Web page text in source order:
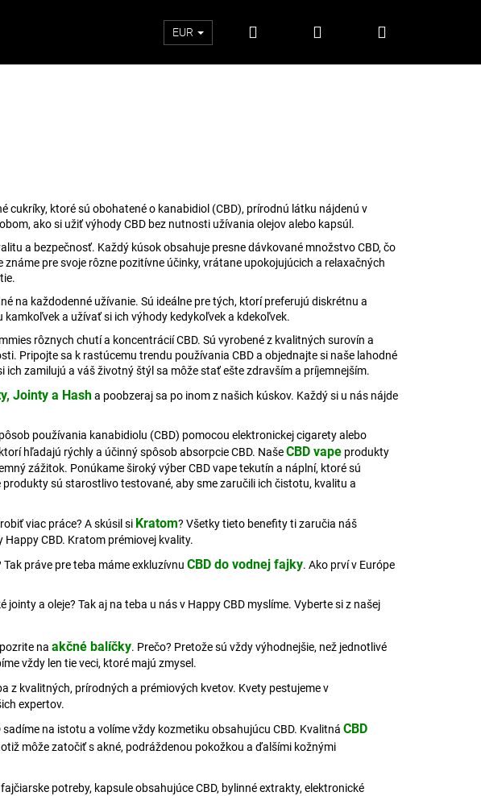
EUR Prihlásenie
cukríky, ktoré sú obohatené o kanabidiol (CBD), prírodnú látku nájdenú v
ako si užiť výhody CBD bez nutnosti užívania olejov alebo kapsúl.
a bezpečnosť. Každý kúsok obsahuje presne dávkované množstvo CBD, čo
pre svoje rôzne pozitívne účinky, vrátane upokojujúcich a relaxačných
na každodenné užívanie. Sú ideálne pre tých, ktorí preferujú diskrétnu a
a užívať si ich výhody kedykoľvek a kdekoľvek.
rôznych chutí a koncentrácií CBD. Sú vyrobené z kvalitných surovín a
Pripojte sa k rastúcemu trendu používania CBD a objednajte si naše lahodné
ich zamilujú a váš životný štýl sa môže stať ešte zdravším a príjemnejším.
Jointy a Hasha poobzeraj sa po inom z našich kúskov. Každý si u nás nájde
používania kanabidiolu (CBD) pomocou elektronickej cigarety alebo
hľadajú rýchly a účinný spôsob absorpcie CBD. NašeCBD vape produkty
zážitok. Ponúkame široký výber CBD vape tekutín a náplní, ktoré sú
sú starostlivo testované, aby sme zaručili ich čistotu, kvalitu a
viac práce? A skúsil si Kratom? Všetky tieto benefity ti zaručia náš
CBD. Kratom prémiovej kvality.
práve pre teba máme exkluzívnu CBD do vodnej fajky. Ako prví v Európe
a oleje? Tak aj na teba u nás v Happy CBD myslíme. Vyberte si z našej
na akčné balíčky. Prečo? Pretože sú vždy výhodnejšie, než jednotlivé
vždy len tie veci, ktoré majú zmysel.
z kvalitných, prírodných a prémiových kvetov. Kvety pestujeme v
expertov.
na istotu a volíme vždy kozmetiku obsahujúcu CBD. Kvalitná CBD
môže zatočiť s akné, podráždenou pokožkou a ďalšími kožnými
potreby, kapsule obsahujúce CBD, bylinné extrakty, elektronické
KONOPNÁ MASŤ AJURVÉDSKA HREJIVÁ
€15,37
Pôvodne: €16,24